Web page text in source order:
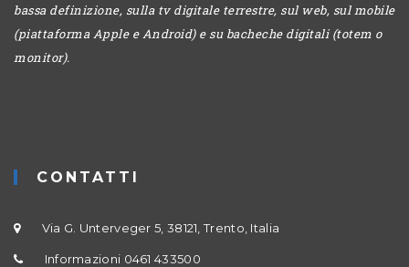
bassa definizione, sulla tv digitale terrestre, sul web, sul mobile
(piattaforma Apple e Android) e su bacheche digitali (totem o
monitor).
CONTATTI
Via G. Unterveger 5, 38121, Trento, Italia
Informazioni 0461 433500